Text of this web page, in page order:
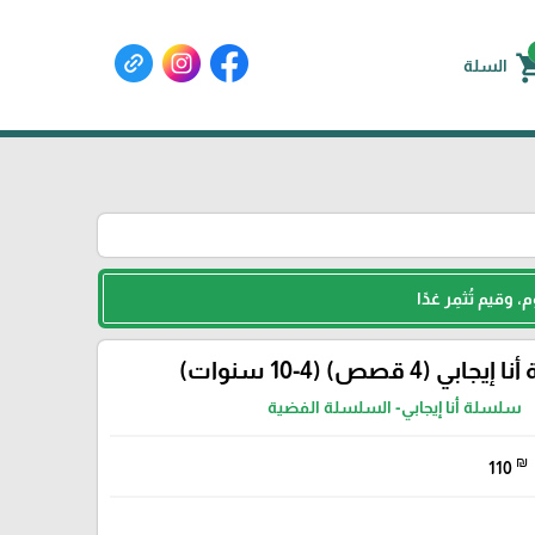
السلة
وقيم تُثمِر غدًا
(4 قصص) (4-10 سنوات)
سلسلة أنا إيجابي- السلسلة الفضية
110 ₪